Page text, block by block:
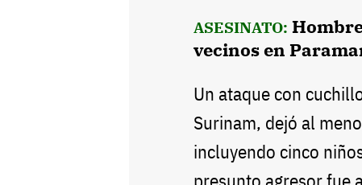
ASESINATO:
vecinos en
Un ataque con
Surinam, dejó al
incluyendo cinco